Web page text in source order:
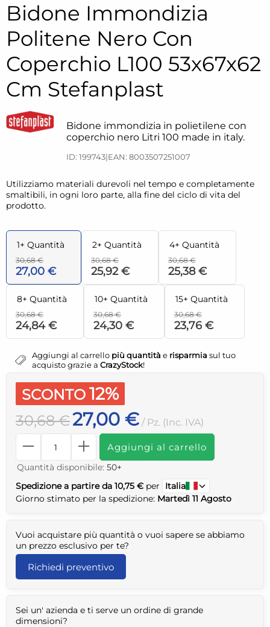
Bidone Immondizia
Politene Nero Con
Coperchio L100 53x67x62
Cm Stefanplast
Bidone immondizia in polietilene con
coperchio nero Litri 100 made in italy.
ID: 199743|EAN: 8003507251007
Utilizziamo materiali durevoli nel tempo e completamente
smaltibili, in ogni loro parte, alla fine del ciclo di vita del
prodotto.
1+ Quantità
30,68 €
27,00 €
2+ Quantità
30,68 €
25,92 €
4+ Quantità
30,68 €
25,38 €
8+ Quantità
30,68 €
24,84 €
10+ Quantità
30,68 €
24,30 €
15+ Quantità
30,68 €
23,76 €
Aggiungi al carrello più quantità e risparmia sul tuo
acquisto grazie a CrazyStock!
SCONTO 12%
30,68 €27,00 € / Pz. (Inc. IVA)
Aggiungi al carrello
Quantità disponibile: 50+
Spedizione a partire da 10,75 € per
Italia
Giorno stimato per la spedizione: Martedì 11 Agosto
Vuoi acquistare più quantità o vuoi sapere se abbiamo
un prezzo esclusivo per te?
Richiedi preventivo
Sei un' azienda e ti serve un ordine di grande
dimensioni?